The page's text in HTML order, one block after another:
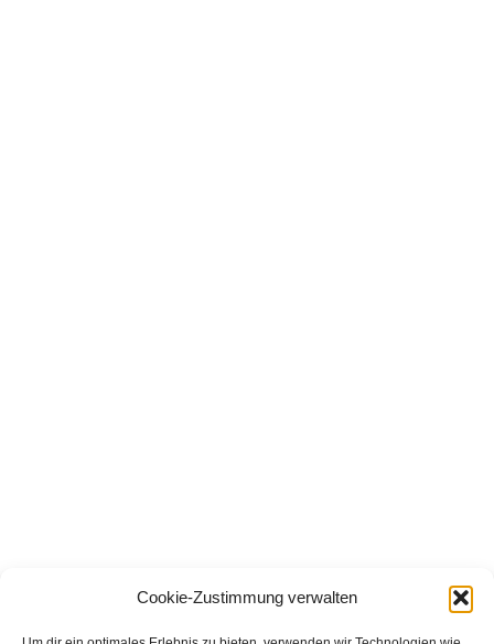
Cookie-Zustimmung verwalten